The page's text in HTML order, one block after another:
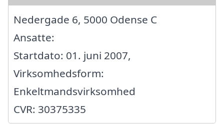
Nedergade 6, 5000 Odense C
Ansatte:
Startdato: 01. juni 2007,
Virksomhedsform:
Enkeltmandsvirksomhed
CVR: 30375335